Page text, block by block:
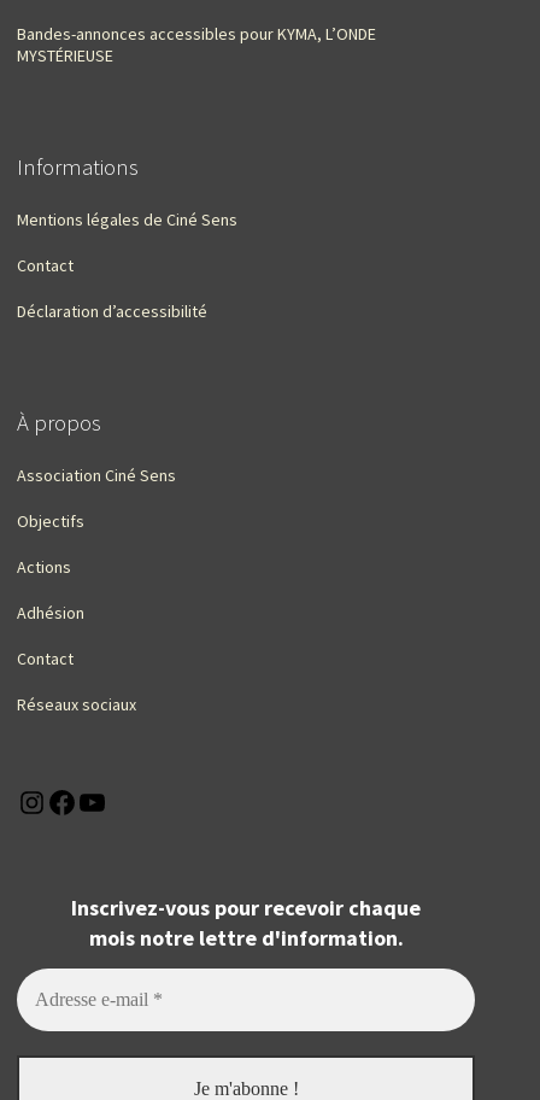
Bandes-annonces accessibles pour KYMA, L’ONDE
MYSTÉRIEUSE
Informations
Mentions légales de Ciné Sens
Contact
Déclaration d’accessibilité
À propos
Association Ciné Sens
Objectifs
Actions
Adhésion
Contact
Réseaux sociaux
Instagram
Facebook
Inscrivez-vous pour recevoir chaque
mois notre lettre d'information.